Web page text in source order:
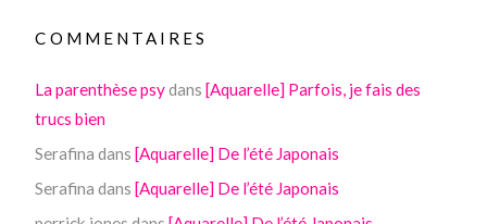
COMMENTAIRES
La parenthèse psydans[Aquarelle] Parfois, je fais des
trucs bien
Serafina dans[Aquarelle] De l’été Japonais
Serafina dans[Aquarelle] De l’été Japonais